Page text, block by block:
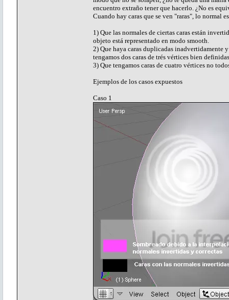
encuentro extraño tener que hacerlo. ¿No es
Cuando hay caras que se ven "raras", lo normal
1) Que las normales de ciertas caras están
objeto está representado en modo smooth.
2) Que haya caras duplicadas inadvertidamente
tengamos dos caras de trés vértices bien
3) Que tengamos caras de cuatro vértices no
Ejemplos de los casos expuestos
Caso 1